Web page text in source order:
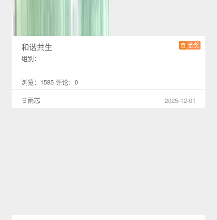
金奖
赛
和谐共生
组别：
浏览：1585 评论：0
甘雨芯
2025-12-01